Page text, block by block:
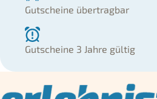
Gutscheine übertragbar
Gutscheine 3 Jahre gültig